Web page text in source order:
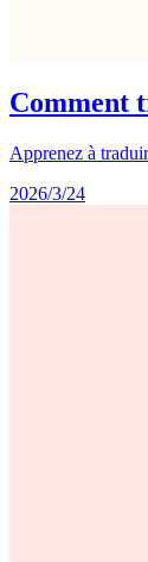
Comment
Apprenez à
2026/3/24